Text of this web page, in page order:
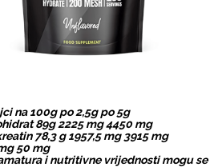
na 100g po 2,5g po 5g
89g 2225 mg 4450 mg
78,3 g 1957,5 mg 3915 mg
50 mg
i nutritivne vrijednosti mogu